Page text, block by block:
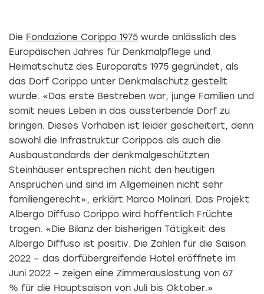
Die Fondazione Corippo 1975 wurde anlässlich des
Europäischen Jahres für Denkmalpflege und
Heimatschutz des Europarats 1975 gegründet, als
das Dorf Corippo unter Denkmalschutz gestellt
wurde. «Das erste Bestreben war, junge Familien und
somit neues Leben in das aussterbende Dorf zu
bringen. Dieses Vorhaben ist leider gescheitert, denn
sowohl die Infrastruktur Corippos als auch die
Ausbaustandards der denkmalgeschützten
Steinhäuser entsprechen nicht den heutigen
Ansprüchen und sind im Allgemeinen nicht sehr
familiengerecht», erklärt Marco Molinari. Das Projekt
Albergo Diffuso Corippo wird hoffentlich Früchte
tragen. «Die Bilanz der bisherigen Tätigkeit des
Albergo Diffuso ist positiv. Die Zahlen für die Saison
2022 – das dorfübergreifende Hotel eröffnete im
Juni 2022 – zeigen eine Zimmerauslastung von 67
% für die Hauptsaison von Juli bis Oktober.»